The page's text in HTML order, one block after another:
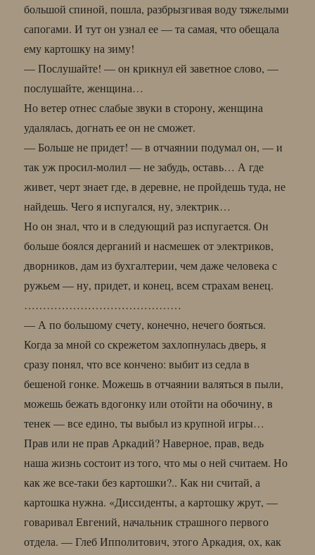
большой спиной, пошла, разбрызгивая воду тяжелыми
сапогами. И тут он узнал ее — та самая, что обещала
ему картошку на зиму!
— Послушайте! — он крикнул ей заветное слово, —
послушайте, женщина…
Но ветер отнес слабые звуки в сторону, женщина
удалялась, догнать ее он не сможет.
— Больше не придет! — в отчаянии подумал он, — и
так уж просил-молил — не забудь, оставь… А где
живет, черт знает где, в деревне, не пройдешь туда, не
найдешь. Чего я испугался, ну, электрик…
Но он знал, что и в следующий раз испугается. Он
больше боялся дерганий и насмешек от электриков,
дворников, дам из бухгалтерии, чем даже человека с
ружьем — ну, придет, и конец, всем страхам венец.
……………………………………
— А по большому счету, конечно, нечего бояться.
Когда за мной со скрежетом захлопнулась дверь, я
сразу понял, что все кончено: выбит из седла в
бешеной гонке. Можешь в отчаянии валяться в пыли,
можешь бежать вдогонку или отойти на обочину, в
тенек — все едино, ты выбыл из крупной игры…
Прав или не прав Аркадий? Наверное, прав, ведь
наша жизнь состоит из того, что мы о ней считаем. Но
как же все-таки без картошки?.. Как ни считай, а
картошка нужна. «Диссиденты, а картошку жрут, —
говаривал Евгений, начальник страшного первого
отдела. — Глеб Ипполитович, этого Аркадия, ох, как